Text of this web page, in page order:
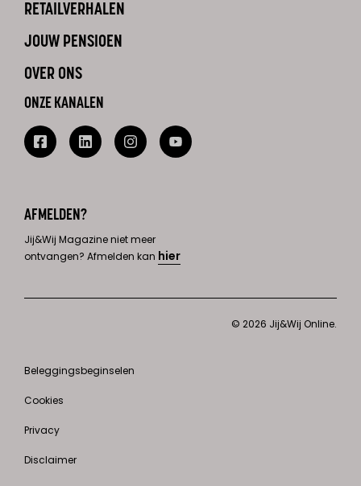
RETAILVERHALEN
JOUW PENSIOEN
OVER ONS
ONZE KANALEN
AFMELDEN?
Jij&Wij Magazine niet meer
ontvangen? Afmelden kan hier
© 2026 Jij&Wij Online.
Beleggingsbeginselen
Cookies
Privacy
Disclaimer